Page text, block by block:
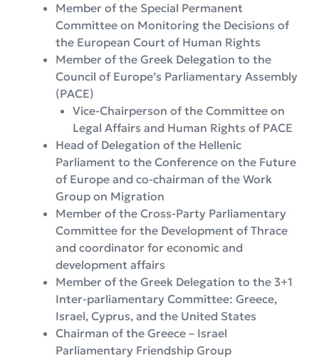
Member of the Special Permanent
Committee on Monitoring the Decisions of
the European Court of Human Rights
Member of the Greek Delegation to the
Council of Europe’s Parliamentary Assembly
(PACE)
Vice-Chairperson of the Committee on
Legal Affairs and Human Rights of PACE
Head of Delegation of the Hellenic
Parliament to the Conference on the Future
of Europe and co-chairman of the Work
Group on Migration
Member of the Cross-Party Parliamentary
Committee for the Development of Thrace
and coordinator for economic and
development affairs
Member of the Greek Delegation to the 3+1
Inter-parliamentary Committee: Greece,
Israel, Cyprus, and the United States
Chairman of the Greece – Israel
Parliamentary Friendship Group